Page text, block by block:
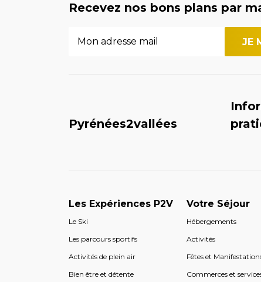
Recevez nos bons plans par
Pyrénées2vallées
Les Expériences P2V
Le Ski
Les parcours sportifs
Activités de plein air
Bien être et détente
Votre Séjour
Hébergements
Activités
Fêtes et
Commerces et